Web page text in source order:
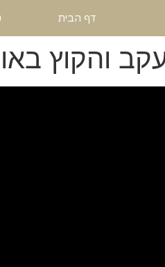
דף הבית
והקוץ